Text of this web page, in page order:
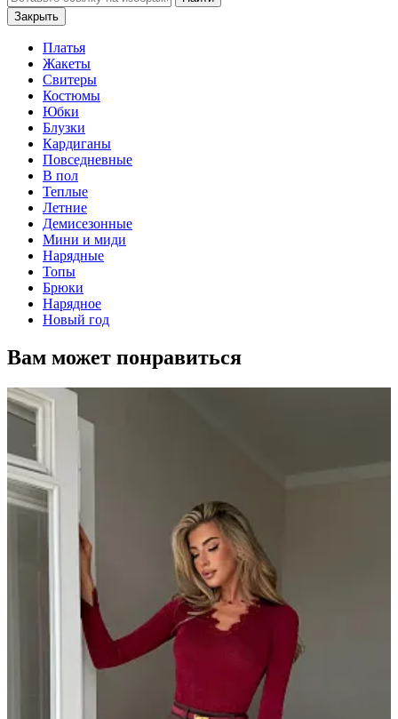
Закрыть
Платья
Жакеты
Свитеры
Костюмы
Юбки
Блузки
Кардиганы
Повседневные
В пол
Теплые
Летние
Демисезонные
Мини и миди
Нарядные
Топы
Брюки
Нарядное
Новый год
Вам может понравиться